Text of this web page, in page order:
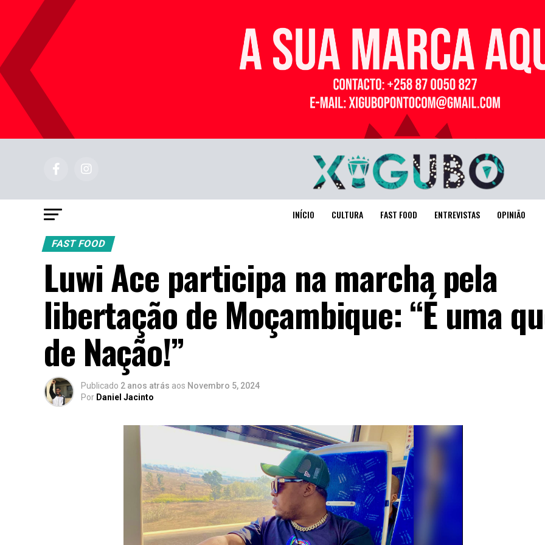
Publicidade
INÍCIO CULTURA FAST FOOD ENTREVISTAS OPINIÃO
FAST FOOD
Luwi Ace participa na marcha pela
libertação de Moçambique: “É uma
de Nação!”
Publicado 2 anos atrás aos Novembro 5, 2024
Por Daniel Jacinto